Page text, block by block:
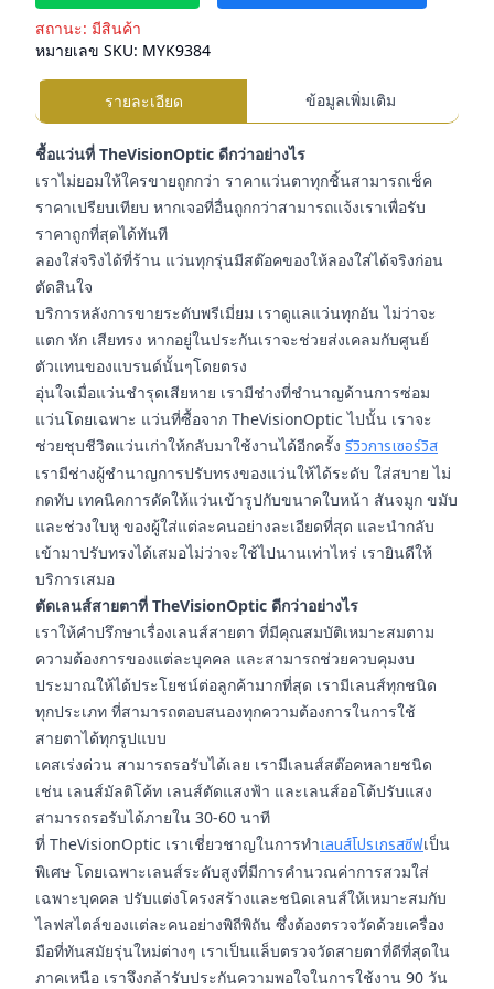
สถานะ: มีสินค้า
หมายเลข SKU: MYK9384
รายละเอียด ข้อมูลเพิ่มเติม
ชื้อแว่นที่ TheVisionOptic ดีกว่าอย่างไร
เราไม่ยอมให้ใครขายถูกกว่า ราคาแว่นตาทุกชิ้นสามารถเช็ค
ราคาเปรียบเทียบ หากเจอที่อื่นถูกกว่าสามารถแจ้งเราเพื่อรับ
ราคาถูกที่สุดได้ทันที
ลองใส่จริงได้ที่ร้าน แว่นทุกรุ่นมีสต๊อคของให้ลองใส่ได้จริงก่อน
ตัดสินใจ
บริการหลังการขายระดับพรีเมี่ยม เราดูแลแว่นทุกอัน ไม่ว่าจะ
แตก หัก เสียทรง หากอยู่ในประกันเราจะช่วยส่งเคลมกับศูนย์
ตัวแทนของแบรนด์นั้นๆโดยตรง
อุ่นใจเมื่อแว่นชำรุดเสียหาย เรามีช่างที่ชำนาญด้านการซ่อม
แว่นโดยเฉพาะ แว่นที่ซื้อจาก TheVisionOptic ไปนั้น เราจะ
ช่วยชุบชีวิตแว่นเก่าให้กลับมาใช้งานได้อีกครั้ง รีวิวการเซอร์วิส
เรามีช่างผู้ชำนาญการปรับทรงของแว่นให้ได้ระดับ ใส่สบาย ไม่
กดทับ เทคนิคการดัดให้แว่นเข้ารูปกับขนาดใบหน้า สันจมูก ขมับ
และช่วงใบหู ของผู้ใส่แต่ละคนอย่างละเอียดที่สุด และนำกลับ
เข้ามาปรับทรงได้เสมอไม่ว่าจะใช้ไปนานเท่าไหร่ เรายินดีให้
บริการเสมอ
ตัดเลนส์สายตาที่ TheVisionOptic ดีกว่าอย่างไร
เราให้คำปรึกษาเรื่องเลนส์สายตา ที่มีคุณสมบัติเหมาะสมตาม
ความต้องการของแต่ละบุคคล และสามารถช่วยควบคุมงบ
ประมาณให้ได้ประโยชน์ต่อลูกค้ามากที่สุด เรามีเลนส์ทุกชนิด
ทุกประเภท ที่สามารถตอบสนองทุกความต้องการในการใช้
สายตาได้ทุกรูปแบบ
เคสเร่งด่วน สามารถรอรับได้เลย เรามีเลนส์สต๊อคหลายชนิด
เช่น เลนส์มัลติโค้ท เลนส์ตัดแสงฟ้า และเลนส์ออโต้ปรับแสง
สามารถรอรับได้ภายใน 30-60 นาที
ที่ TheVisionOptic เราเชี่ยวชาญในการทำเลนส์โปรเกรสซีฟเป็น
พิเศษ โดยเฉพาะเลนส์ระดับสูงที่มีการคำนวณค่าการสวมใส่
เฉพาะบุคคล ปรับแต่งโครงสร้างและชนิดเลนส์ให้เหมาะสมกับ
ไลฟสไตล์ของแต่ละคนอย่างพิถีพิถัน ซึ่งต้องตรวจวัดด้วยเครื่อง
มือที่ทันสมัยรุ่นใหม่ต่างๆ เราเป็นแล็บตรวจวัดสายตาที่ดีที่สุดใน
ภาคเหนือ เราจึงกล้ารับประกันความพอใจในการใช้งาน 90 วัน